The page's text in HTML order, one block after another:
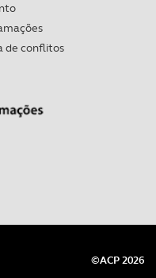
de conflitos
©ACP 2026